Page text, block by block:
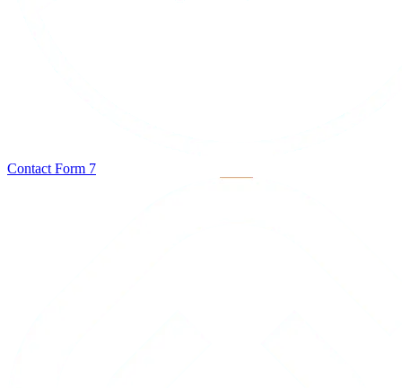
Contact Form 7